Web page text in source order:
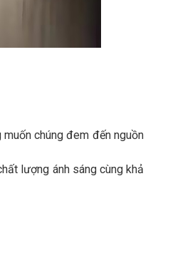
chúng đem đến nguồn
lượng ánh sáng cùng khả